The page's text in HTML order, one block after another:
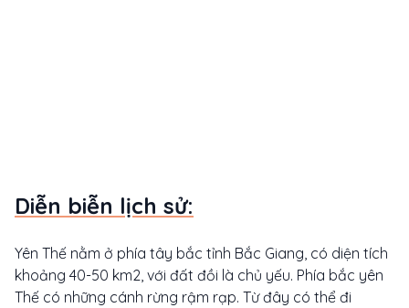
Diễn biễn lịch sử:
Yên Thế nằm ở phía tây bắc tỉnh Bắc Giang, có diện tích
khoảng 40-50 km2, với đất đồi là chủ yếu. Phía bắc yên
Thế có những cánh rừng rậm rạp. Từ đây có thể đi